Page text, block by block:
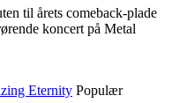
til årets comeback-plade
koncert på Metal
Eternity Populær